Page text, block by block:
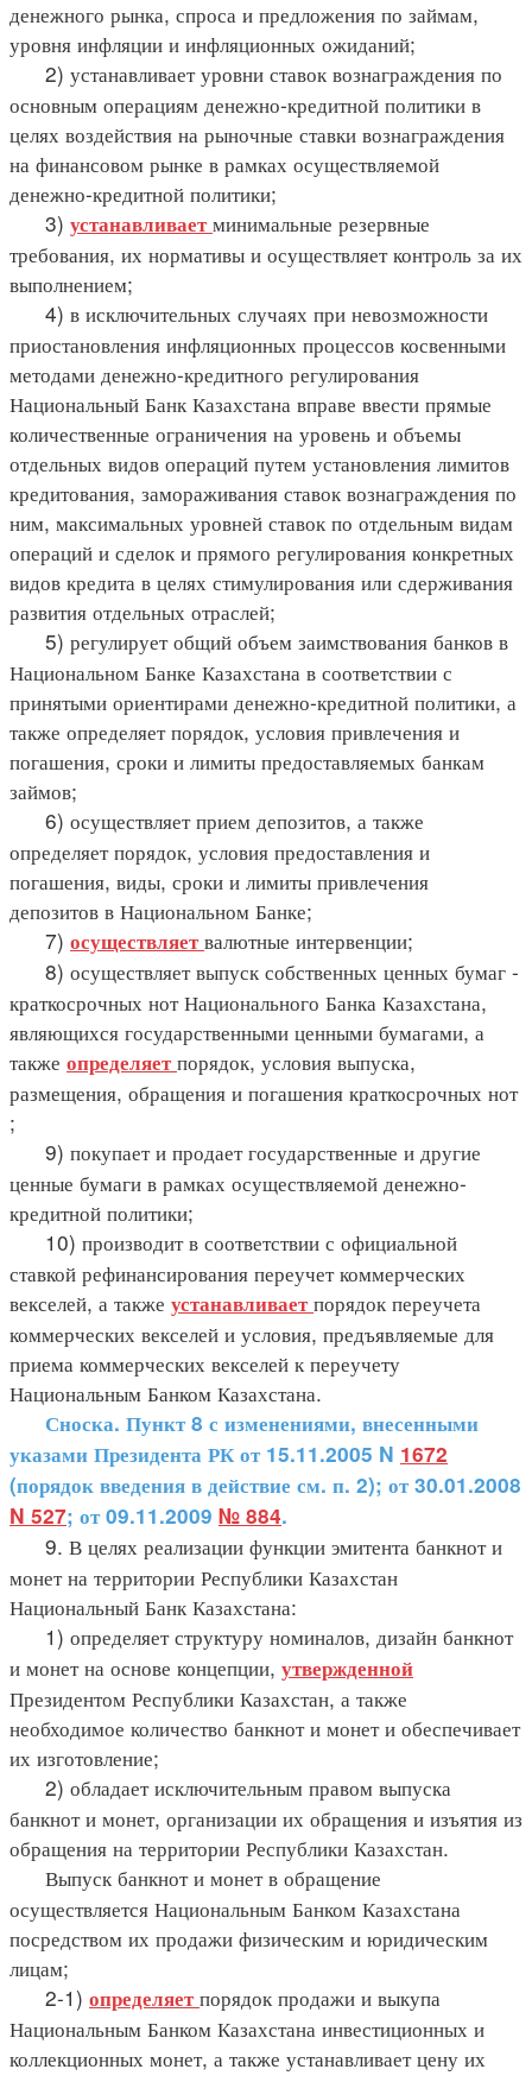
денежного рынка, спроса и предложения по займам,
уровня инфляции и инфляционных ожиданий;
2) устанавливает уровни ставок вознаграждения по
основным операциям денежно-кредитной политики в
целях воздействия на рыночные ставки вознаграждения
на финансовом рынке в рамках осуществляемой
денежно-кредитной политики;
3) устанавливаетминимальные резервные
требования, их нормативы и осуществляет контроль за их
выполнением;
4) в исключительных случаях при невозможности
приостановления инфляционных процессов косвенными
методами денежно-кредитного регулирования
Национальный Банк Казахстана вправе ввести прямые
количественные ограничения на уровень и объемы
отдельных видов операций путем установления лимитов
кредитования, замораживания ставок вознаграждения по
ним, максимальных уровней ставок по отдельным видам
операций и сделок и прямого регулирования конкретных
видов кредита в целях стимулирования или сдерживания
развития отдельных отраслей;
5) регулирует общий объем заимствования банков в
Национальном Банке Казахстана в соответствии с
принятыми ориентирами денежно-кредитной политики, а
также определяет порядок, условия привлечения и
погашения, сроки и лимиты предоставляемых банкам
займов;
6) осуществляет прием депозитов, а также
определяет порядок, условия предоставления и
погашения, виды, сроки и лимиты привлечения
депозитов в Национальном Банке;
7) осуществляетвалютные интервенции;
8) осуществляет выпуск собственных ценных бумаг -
краткосрочных нот Национального Банка Казахстана,
являющихся государственными ценными бумагами, а
также определяетпорядок, условия выпуска,
размещения, обращения и погашения краткосрочных нот
;
9) покупает и продает государственные и другие
ценные бумаги в рамках осуществляемой денежно-
кредитной политики;
10) производит в соответствии с официальной
ставкой рефинансирования переучет коммерческих
векселей, а также устанавливаетпорядок переучета
коммерческих векселей и условия, предъявляемые для
приема коммерческих векселей к переучету
Национальным Банком Казахстана.
Сноска. Пункт 8 с изменениями, внесенными
указами Президента РК от 15.11.2005 N 1672
(порядок введения в действие см. п. 2); от 30.01.2008
N 527; от 09.11.2009 № 884.
9. В целях реализации функции эмитента банкнот и
монет на территории Республики Казахстан
Национальный Банк Казахстана:
1) определяет структуру номиналов, дизайн банкнот
и монет на основе концепции, утвержденной
Президентом Республики Казахстан, а также
необходимое количество банкнот и монет и обеспечивает
их изготовление;
2) обладает исключительным правом выпуска
банкнот и монет, организации их обращения и изъятия из
обращения на территории Республики Казахстан.
Выпуск банкнот и монет в обращение
осуществляется Национальным Банком Казахстана
посредством их продажи физическим и юридическим
лицам;
2-1) определяетпорядок продажи и выкупа
Национальным Банком Казахстана инвестиционных и
коллекционных монет, а также устанавливает цену их